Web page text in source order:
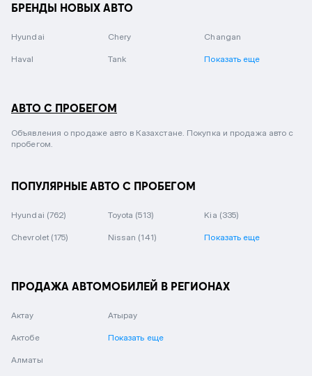
БРЕНДЫ НОВЫХ АВТО
Hyundai Chery Changan
Haval Tank Показать еще
АВТО С ПРОБЕГОМ
Объявления о продаже авто в Казахстане. Покупка и продажа авто с
пробегом.
ПОПУЛЯРНЫЕ АВТО С ПРОБЕГОМ
Hyundai (762) Toyota (513) Kia (335)
Chevrolet (175) Nissan (141) Показать еще
ПРОДАЖА АВТОМОБИЛЕЙ В РЕГИОНАХ
Актау
Актобе
Алматы
Атырау
Показать еще